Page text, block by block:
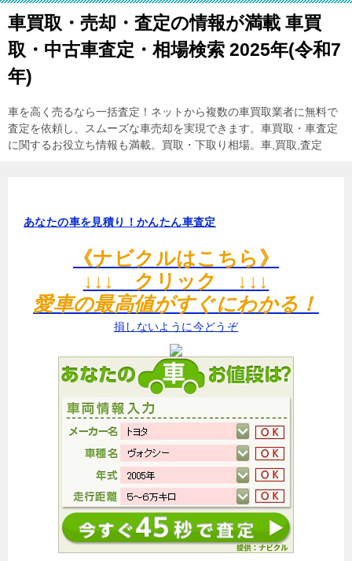
車買取・売却・査定の情報が満載 車買
取・中古車査定・相場検索 2025年(令和7
年)
車を高く売るなら一括査定！ネットから複数の車買取業者に無料で
査定を依頼し、スムーズな車売却を実現できます。車買取・車査定
に関するお役立ち情報も満載。買取・下取り相場。車,買取,査定
あなたの車を見積り！かんたん車査定
《ナビクルはこちら》
↓↓↓ クリック ↓↓↓
愛車の最高値がすぐにわかる！
損しないように今どうぞ